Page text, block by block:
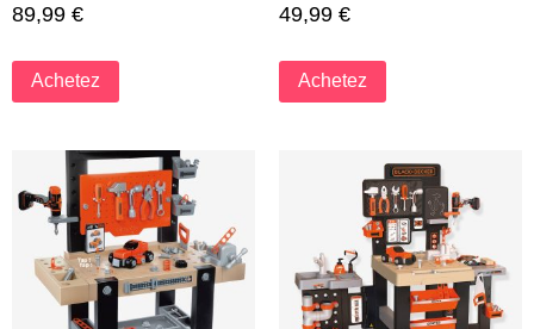
89,99 €
Achetez
49,99 €
Achetez